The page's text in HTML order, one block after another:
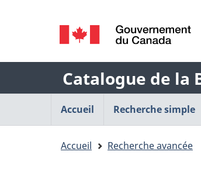
Sélection
de
la
langue
of
Canada
Nom
de
l'application
Web
Catalogue de la
Menu
de
Accueil Recherche simple
Accueil Recherche avancée